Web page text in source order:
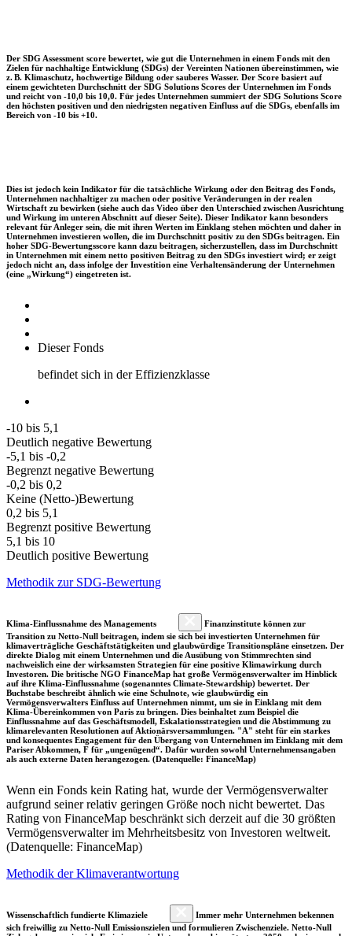
Der SDG Assessment score bewertet, wie gut die Unternehmen in einem Fonds mit den
Zielen für nachhaltige Entwicklung (SDGs) der Vereinten Nationen übereinstimmen, wie
z. B. Klimaschutz, hochwertige Bildung oder sauberes Wasser. Der Score basiert auf
einem gewichteten Durchschnitt der SDG Solutions Scores der Unternehmen im Fonds
und reicht von -10,0 bis 10,0. Für jedes Unternehmen summiert der SDG Solutions Score
den höchsten positiven und den niedrigsten negativen Einfluss auf die SDGs, ebenfalls im
Bereich von -10 bis +10.
Dies ist jedoch kein Indikator für die tatsächliche Wirkung oder den Beitrag des Fonds,
Unternehmen nachhaltiger zu machen oder positive Veränderungen in der realen
Wirtschaft zu bewirken (siehe auch das Video über den Unterschied zwischen Ausrichtung
und Wirkung im unteren Abschnitt auf dieser Seite). Dieser Indikator kann besonders
relevant für Anleger sein, die mit ihren Werten im Einklang stehen möchten und daher in
Unternehmen investieren wollen, die im Durchschnitt positiv zu den SDGs beitragen. Ein
hoher SDG-Bewertungsscore kann dazu beitragen, sicherzustellen, dass im Durchschnitt
in Unternehmen mit einem netto positiven Beitrag zu den SDGs investiert wird; er zeigt
jedoch nicht an, dass infolge der Investition eine Verhaltensänderung der Unternehmen
(eine „Wirkung“) eingetreten ist.
Dieser Fonds
befindet sich in der Effizienzklasse
-10 bis 5,1
Deutlich negative Bewertung
-5,1 bis -0,2
Begrenzt negative Bewertung
-0,2 bis 0,2
Keine (Netto-)Bewertung
0,2 bis 5,1
Begrenzt positive Bewertung
5,1 bis 10
Deutlich positive Bewertung
Methodik zur SDG-Bewertung
Klima-Einflussnahme des Managements
Finanzinstitute können zur
Transition zu Netto-Null beitragen, indem sie sich bei investierten Unternehmen für
klimaverträgliche Geschäftstätigkeiten und glaubwürdige Transitionspläne einsetzen. Der
direkte Dialog mit einem Unternehmen und die Ausübung von Stimmrechten sind
nachweislich eine der wirksamsten Strategien für eine positive Klimawirkung durch
Investoren. Die britische NGO FinanceMap hat große Vermögensverwalter im Hinblick
auf ihre Klima-Einflussnahme (sogenanntes Climate-Stewardship) bewertet. Der
Buchstabe beschreibt ähnlich wie eine Schulnote, wie glaubwürdig ein
Vermögensverwalters Einfluss auf Unternehmen nimmt, um sie in Einklang mit dem
Klima-Übereinkommen von Paris zu bringen. Dies beinhaltet zum Beispiel die
Einflussnahme auf das Geschäftsmodell, Eskalationsstrategien und die Abstimmung zu
klimarelevanten Resolutionen auf Aktionärsversammlungen. "A" steht für ein starkes
und konsequentes Engagement für den Übergang von Unternehmen im Einklang mit dem
Pariser Abkommen, F für „ungenügend“. Dafür wurden sowohl Unternehmensangaben
als auch externe Daten herangezogen. (Datenquelle: FinanceMap)
Wenn ein Fonds kein Rating hat, wurde der Vermögensverwalter
aufgrund seiner relativ geringen Größe noch nicht bewertet. Das
Rating von FinanceMap beschränkt sich derzeit auf die 30 größten
Vermögensverwalter im Mehrheitsbesitz von Investoren weltweit.
(Datenquelle: FinanceMap)
Methodik der Klimaverantwortung
Wissenschaftlich fundierte Klimaziele
Immer mehr Unternehmen bekennen
sich freiwillig zu Netto-Null Emissionszielen und formulieren Zwischenziele. Netto-Null